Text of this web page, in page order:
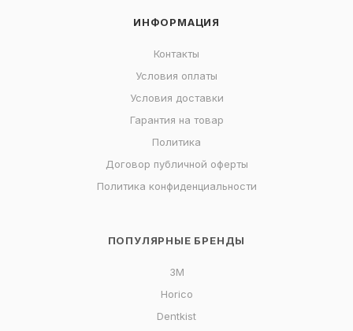
ИНФОРМАЦИЯ
Контакты
Условия оплаты
Условия доставки
Гарантия на товар
Политика
Договор публичной оферты
Политика конфиденциальности
ПОПУЛЯРНЫЕ БРЕНДЫ
3M
Horico
Dentkist